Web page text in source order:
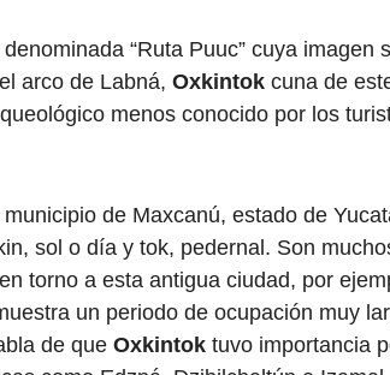
“Ruta Puuc” cuya imagen
arco de Labná, Oxkintok cuna de
menos conocido por los
de Maxcanú, estado de
sol o día y tok, pedernal. Son
torno a esta antigua ciudad, por
un periodo de ocupación muy
de que Oxkintok tuvo importancia